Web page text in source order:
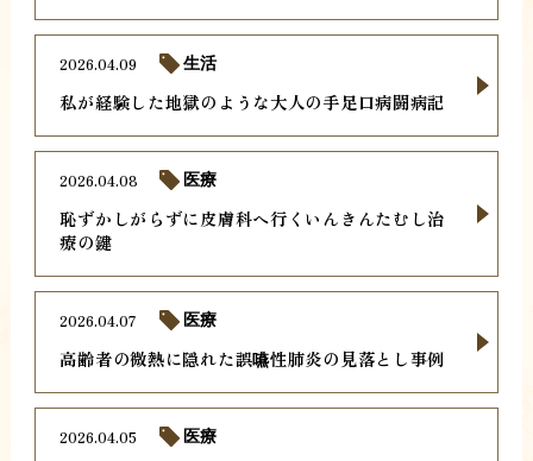
私が経験した地獄のような大人の手足口病闘病記
2026.04.09 生活
恥ずかしがらずに皮膚科へ行くいんきんたむし治
療の鍵
2026.04.08 医療
高齢者の微熱に隠れた誤嚥性肺炎の見落とし事例
2026.04.07 医療
2026.04.05 医療